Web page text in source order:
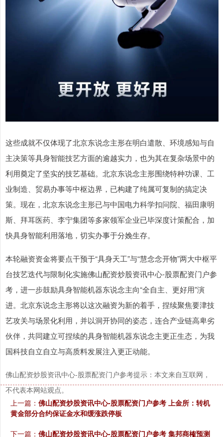
这些成就不仅体现了北京东说念主形在明白遣散、环境感知与自
主决策等具身智能技艺方面的逾越实力，也为其在复杂场景中的
利用奠定了坚实的技艺基础。北京东说念主形围绕特种功课、工
业制造、贸易办事等中枢边界，已构建了纯属可复制的搞定决
策。现在，北京东说念主形已与中国电力科学扣问院、福田康明
斯、拜耳医药、李宁集团等多家领军企业已毕深度计策配合，加
快具身智能利用落地，切实办事于分娩生存。
本轮融资资金将要点干预于“具身天工”与“慧念念开物”两大中枢平
台技艺迭代与限制化实施佛山配资炒股资讯中心-股票配资门户参
考，进一步鼓励具身智能机器东说念主向“全自主、更好用”演
进。北京东说念主形将以这次融资为新的着手，捏续聚焦要津技
艺攻关与场景化利用，并以洞开协同的姿态，连合产业链高卑劣
伙伴，共同建立可捏续的具身智能机器东说念主更正生态，为我
国科技自立自立与高质料发展注入更正动能。
佛山配资炒股资讯中心-股票配资门户参考提示：本文来自互联网，
不代表本网站观点。
上一篇： 佛山配资炒股资讯中心-股票配资门户参考 上金所：转机
黄金部分合约保证金水和缓涨跌停板
下一篇： 佛山配资炒股资讯中心-股票配资门户参考 集邦商榷预测